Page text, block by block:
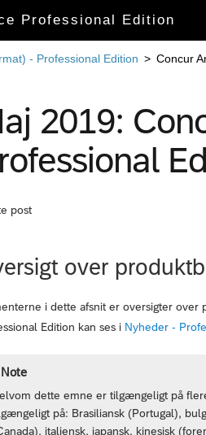
Professional Edition
- Professional Edition > Concur
2019:
post
over
i dette afsnit er oversigter
Edition kan ses i Nyheder -
Note
dette emne er tilgængeligt på
på: Brasiliansk (Portugal),
italiensk, japansk, kinesisk